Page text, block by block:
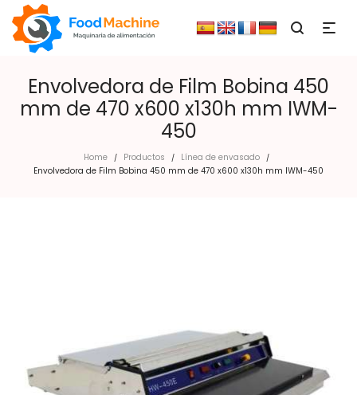
Envolvedora de Film Bobina 450
mm de 470 x600 x130h mm IWM-
450
Home / Productos / Línea de envasado /
Envolvedora de Film Bobina 450 mm de 470 x600 x130h mm IWM-450